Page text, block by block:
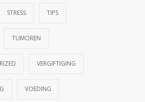
STRESS TIPS
TUMOREN
VERGIFTIGING
VOEDING